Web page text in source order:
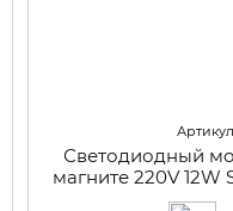
Светодиодный
магните 220V 12W
(LW-